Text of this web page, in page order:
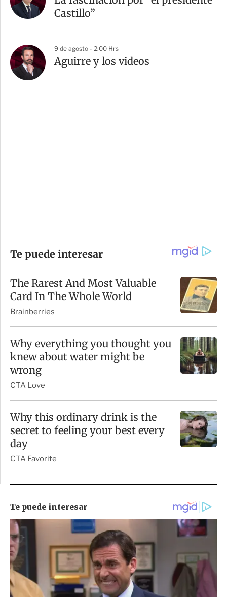
Castillo”
9 de agosto - 2:00 Hrs
Aguirre y los videos